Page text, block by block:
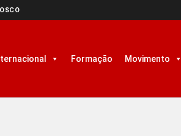
Formação Movimento